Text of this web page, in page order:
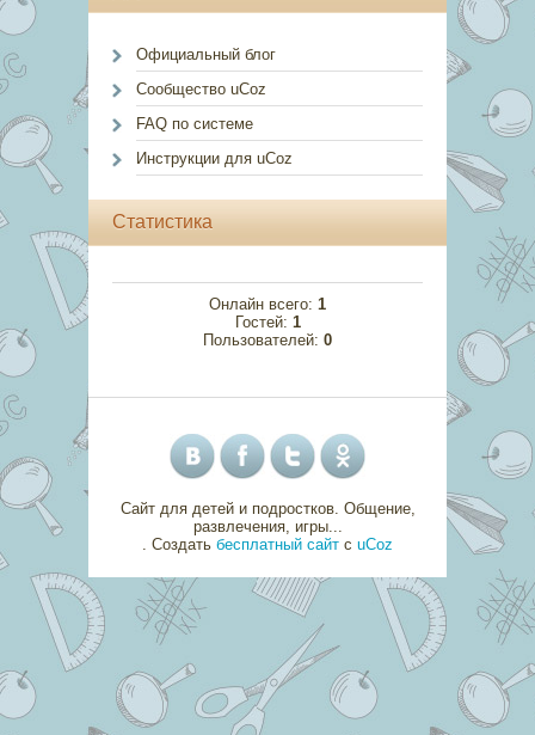
Официальный блог
Сообщество uCoz
FAQ по системе
Инструкции для uCoz
Статистика
Онлайн всего: 1
Гостей: 1
Пользователей: 0
Сайт для детей и подростков. Общение,
развлечения, игры...
Создать бесплатный сайт с uCoz